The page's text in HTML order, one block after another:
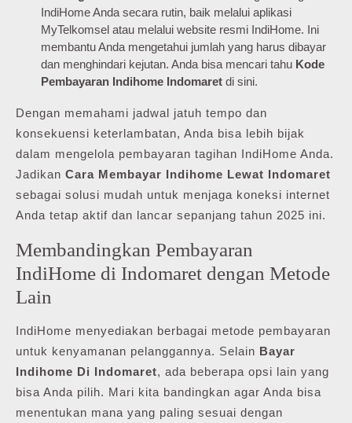
IndiHome Anda secara rutin, baik melalui aplikasi
MyTelkomsel atau melalui website resmi IndiHome. Ini
membantu Anda mengetahui jumlah yang harus dibayar
dan menghindari kejutan. Anda bisa mencari tahu Kode
Pembayaran Indihome Indomaret di sini.
Dengan memahami jadwal jatuh tempo dan
konsekuensi keterlambatan, Anda bisa lebih bijak
dalam mengelola pembayaran tagihan IndiHome Anda.
Jadikan Cara Membayar Indihome Lewat Indomaret
sebagai solusi mudah untuk menjaga koneksi internet
Anda tetap aktif dan lancar sepanjang tahun 2025 ini.
Membandingkan Pembayaran
IndiHome di Indomaret dengan Metode
Lain
IndiHome menyediakan berbagai metode pembayaran
untuk kenyamanan pelanggannya. Selain Bayar
Indihome Di Indomaret, ada beberapa opsi lain yang
bisa Anda pilih. Mari kita bandingkan agar Anda bisa
menentukan mana yang paling sesuai dengan